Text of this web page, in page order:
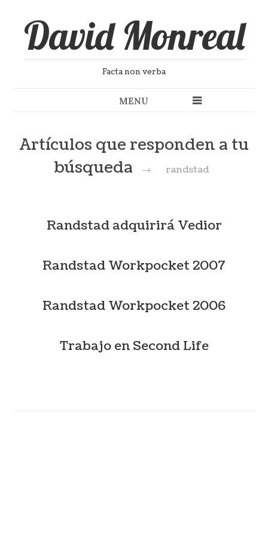
David Monreal
Facta non verba
MENU
Artículos que responden a tu
búsqueda
→ randstad
Randstad adquirirá Vedior
Randstad Workpocket 2007
Randstad Workpocket 2006
Trabajo en Second Life